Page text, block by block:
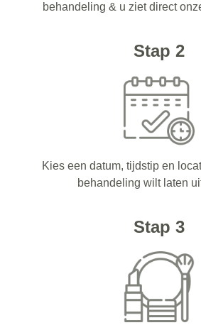
behandeling & u ziet direct
Stap 2
Kies een datum, tijdstip en
behandeling wilt laten
Stap 3